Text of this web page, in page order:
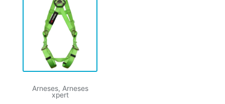
Arneses, Arneses
xpert